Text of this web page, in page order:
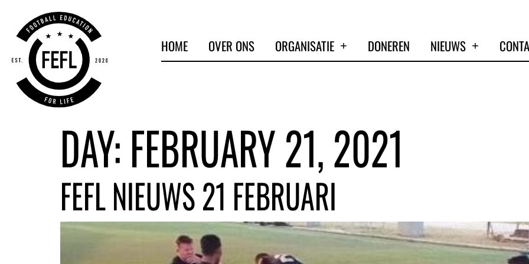
HOME OVER ONS ORGANISATIE DONEREN NIEUWS
DAY:FEBRUARY 21, 2021
FEFL NIEUWS 21 FEBRUARI